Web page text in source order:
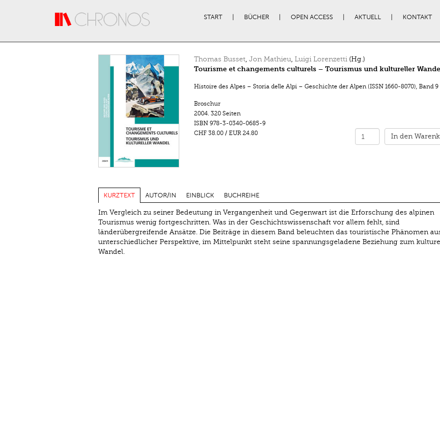
START BÜCHER OPEN ACCESS AKTUELL KONTAKT
Thomas Busset, Jon Mathieu, Luigi Lorenzetti(Hg.)
Tourisme et changements culturels – Tourismus und kultureller
Histoire des Alpes – Storia delle Alpi – Geschichte der Alpen (ISSN 1660-8070), Band 9
Broschur
2004. 320 Seiten
ISBN 978-3-0340-0685-9
CHF 38.00/ EUR 24.80 In den
KURZTEXT AUTOR/IN EINBLICK BUCHREIHE
Im Vergleich zu seiner Bedeutung in Vergangenheit und Gegenwart ist die Erforschung des alpinen
Tourismus wenig fortgeschritten. Was in der Geschichtswissenschaft vor allem fehlt, sind
länderübergreifende Ansätze. Die Beiträge in diesem Band beleuchten das touristische Phänomen
unterschiedlicher Perspektive, im Mittelpunkt steht seine spannungsgeladene Beziehung zum
Wandel.